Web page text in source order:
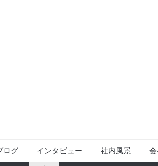
ログ インタビュー 社内風景